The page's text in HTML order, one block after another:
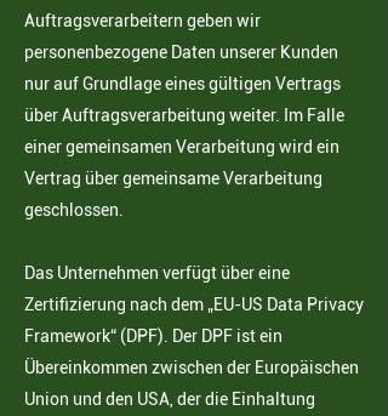
Auftragsverarbeitern geben wir
personenbezogene Daten unserer Kunden
nur auf Grundlage eines gültigen Vertrags
über Auftragsverarbeitung weiter. Im Falle
einer gemeinsamen Verarbeitung wird ein
Vertrag über gemeinsame Verarbeitung
geschlossen.
Das Unternehmen verfügt über eine
Zertifizierung nach dem „EU-US Data Privacy
Framework“ (DPF). Der DPF ist ein
Übereinkommen zwischen der Europäischen
Union und den USA, der die Einhaltung